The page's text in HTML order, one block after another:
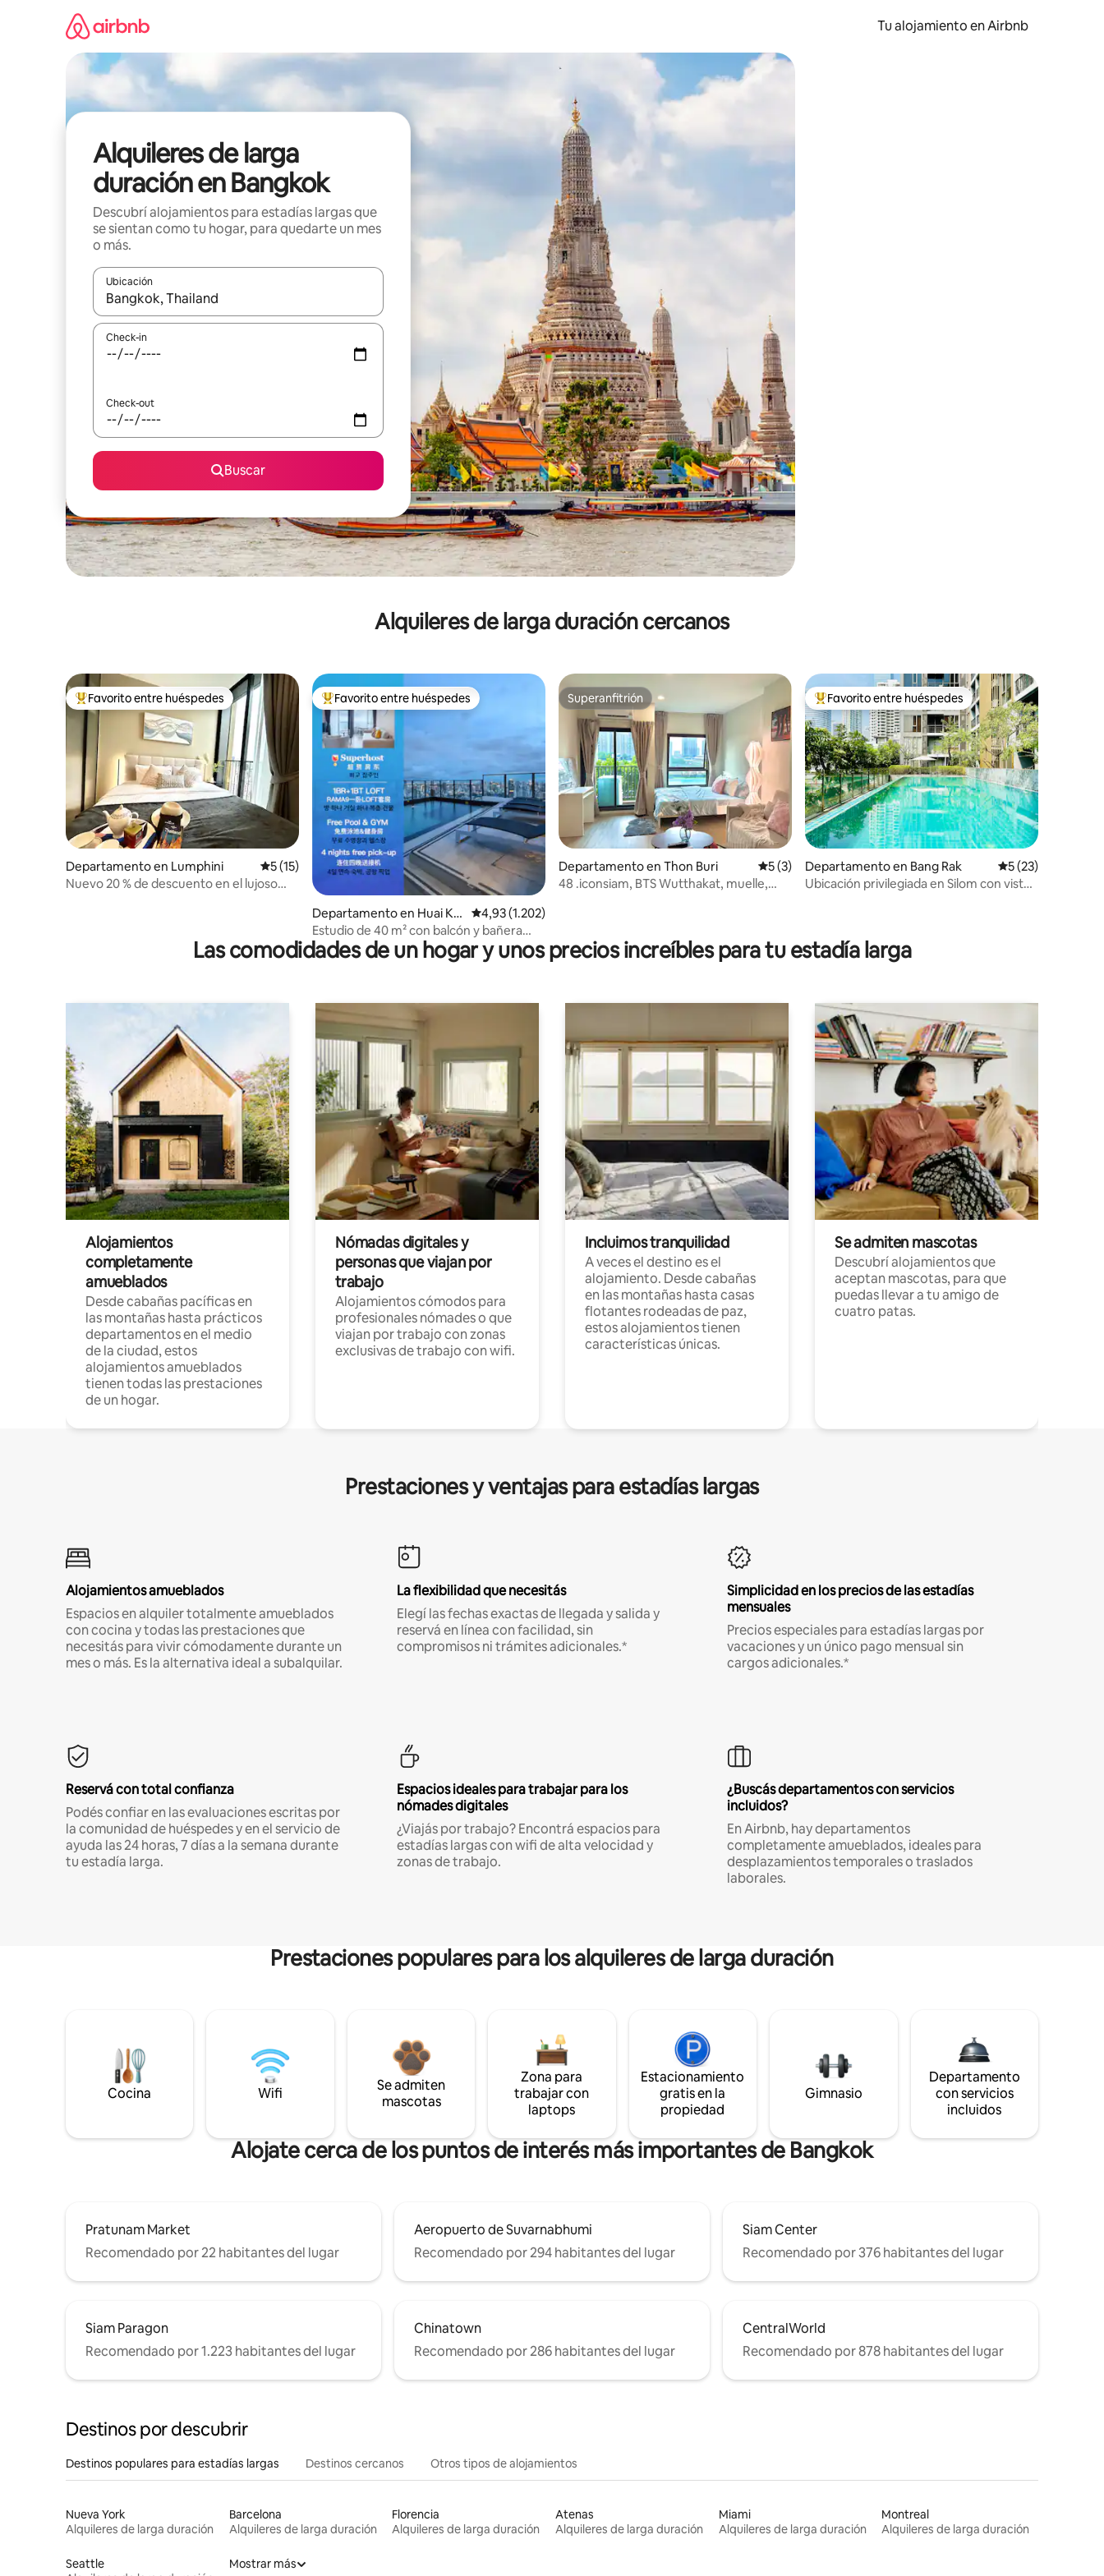
Tu alojamiento en Airbnb
Alquileres de larga
duración en Bangkok
Descubrí alojamientos para estadías largas que
se sientan como tu hogar, para quedarte un mes
o más.
Ubicación
Cuando los resultados estén disponibles, navegá con las teclas de flecha hacia arriba y hacia abajo o explorá deslizando el dedo.
Check-in
Check-out
Buscar
Alquileres de larga duración cercanos
Favorito entre los huéspedes más destacados
Favorito entre huéspedes
Departamento en Lumphini Calificación promedio: 5 de 5. 15 evaluaciones
5 (15)
Nuevo 20 % de descuento en el lujoso
Favorito entre los huéspedes más destacados
Favorito entre huéspedes
Departamento en Huai Kh
wang
Calificación promedio: 4,93 de 5. 1.202 evaluaciones
4,93 (1.202)
Estudio de 40 m² con balcón y bañera
LOFT-D4/3 personas/piscina en la
azotea/cerca de RCA/cerca del mercado
Superanfitrión
Superanfitrión
Departamento en Thon Buri Calificación promedio: 5 de 5. 3 evaluaciones
5 (3)
48 .iconsiam, BTS Wutthakat, muelle,
Favorito entre los huéspedes más destacados
Favorito entre huéspedes
Departamento en Bang Rak Calificación
5 (23)
Ubicación privilegiada en Silom con vistas
Las comodidades de un hogar y unos precios increíbles para tu estadía larga
Alojamientos
completamente
amueblados
Desde cabañas pacíficas en
las montañas hasta prácticos
departamentos en el medio
de la ciudad, estos
alojamientos amueblados
tienen todas las prestaciones
de un hogar.
Nómadas digitales y
personas que viajan por
trabajo
Alojamientos cómodos para
profesionales nómades o que
viajan por trabajo con zonas
exclusivas de trabajo con wifi.
Incluimos tranquilidad
A veces el destino es el
alojamiento. Desde cabañas
en las montañas hasta casas
flotantes rodeadas de paz,
estos alojamientos tienen
características únicas.
Se admiten mascotas
Descubrí alojamientos que
aceptan mascotas, para que
puedas llevar a tu amigo de
cuatro patas.
Prestaciones y ventajas para estadías largas
Alojamientos amueblados
Espacios en alquiler totalmente amueblados
con cocina y todas las prestaciones que
necesitás para vivir cómodamente durante un
mes o más. Es la alternativa ideal a subalquilar.
La flexibilidad que necesitás
Elegí las fechas exactas de llegada y salida y
reservá en línea con facilidad, sin
compromisos ni trámites adicionales.*
Simplicidad en los precios de las estadías
mensuales
Precios especiales para estadías largas por
vacaciones y un único pago mensual sin
cargos adicionales.*
Reservá con total confianza
Podés confiar en las evaluaciones escritas por
la comunidad de huéspedes y en el servicio de
ayuda las 24 horas, 7 días a la semana durante
tu estadía larga.
Espacios ideales para trabajar para los
nómades digitales
¿Viajás por trabajo? Encontrá espacios para
estadías largas con wifi de alta velocidad y
zonas de trabajo.
¿Buscás departamentos con servicios
incluidos?
En Airbnb, hay departamentos
completamente amueblados, ideales para
desplazamientos temporales o traslados
laborales.
Prestaciones populares para los alquileres de larga duración
Cocina Wifi
Se admiten
mascotas
Zona para
trabajar con
laptops
Estacionamiento
gratis en la
propiedad
Gimnasio
Departamento
con servicios
incluidos
Alojate cerca de los puntos de interés más importantes de Bangkok
Pratunam Market
Recomendado por 22 habitantes del lugar
Aeropuerto de Suvarnabhumi
Recomendado por 294 habitantes del lugar
Siam Center
Recomendado por 376 habitantes del lugar
Siam Paragon
Recomendado por 1.223 habitantes del lugar
Chinatown
Recomendado por 286 habitantes del lugar
CentralWorld
Recomendado por 878 habitantes del lugar
Destinos por descubrir
Destinos populares para estadías largas Destinos cercanos Otros tipos de alojamientos
Nueva York
Alquileres de larga duración
Barcelona
Alquileres de larga duración
Florencia
Alquileres de larga duración
Atenas
Alquileres de larga duración
Miami
Alquileres de larga duración
Montreal
Alquileres de larga duración
Seattle
Mostrar más